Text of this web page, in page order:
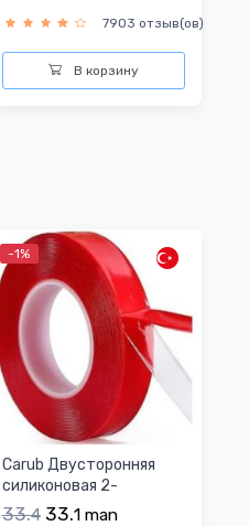
7903 отзыв(ов)
В корзину
-1%
Carub Двусторонняя
силиконовая 2-
метровая прозрачная
33.4 33.1 man